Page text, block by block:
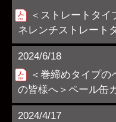
＜ストレートタ
ネレンチストレート
2024/6/18
＜巻締めタイプの
の皆様へ＞ペール缶
2024/4/17